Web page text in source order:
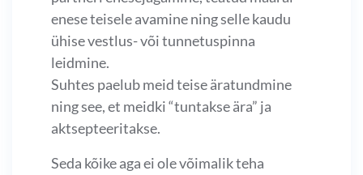
enese teisele avamine ning selle kaudu
ühise vestlus- või tunnetuspinna
leidmine.
Suhtes paelub meid teise äratundmine
ning see, et meidki “tuntakse ära” ja
aktsepteeritakse.
Seda kõike aga ei ole võimalik teha